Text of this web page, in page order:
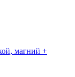
магний +